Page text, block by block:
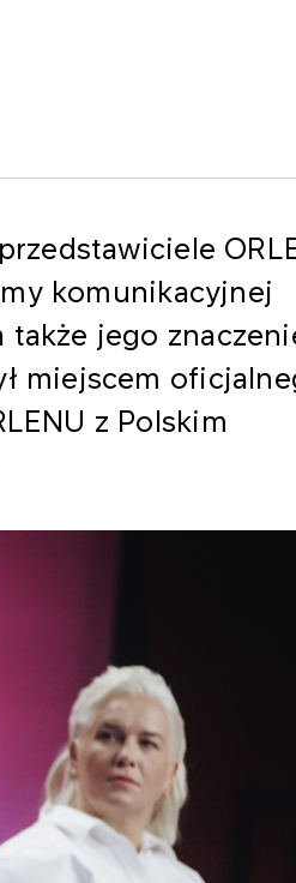
komunikacyjnej
jego
miejscem
z Polskim